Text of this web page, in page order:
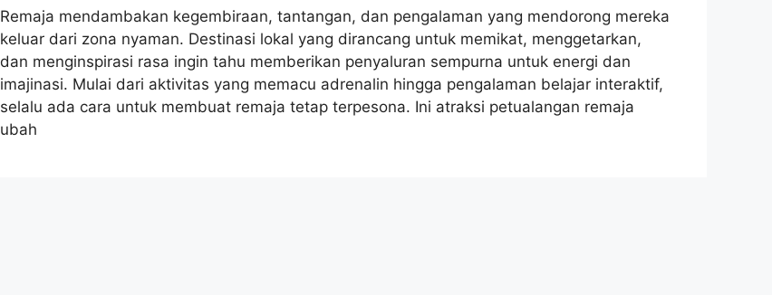
Remaja mendambakan kegembiraan, tantangan, dan pengalaman yang mendorong mereka
keluar dari zona nyaman. Destinasi lokal yang dirancang untuk memikat, menggetarkan,
dan menginspirasi rasa ingin tahu memberikan penyaluran sempurna untuk energi dan
imajinasi. Mulai dari aktivitas yang memacu adrenalin hingga pengalaman belajar interaktif,
selalu ada cara untuk membuat remaja tetap terpesona. Ini atraksi petualangan remaja
ubah